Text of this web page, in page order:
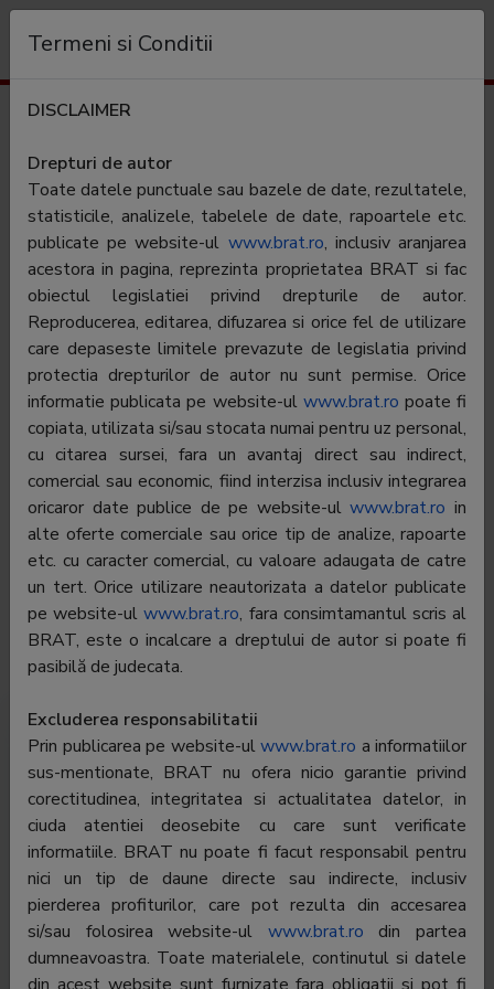
defapt.ro
Category:Stiri generale
Contractor
SATI:
X si Zero Media SRL
CEO: Catalin Prisacariu
BRAT
representative:
Catalin Prisacariu
Adress
Bucuresti, Str. Argentina, nr. 25, parter, București,
sector 1
Phone:
E-mail: redactie@defapt.ro;catalin.prisacariu@gmail.com
Regie
publicitate:
ARBOmedia SRL
Departament
publicitate:
-
Traffic Romania Global traffic Audience
Audience profile
To see all the data you must be logged in
Termeni si Conditii
DISCLAIMER
Drepturi de autor
Toate datele punctuale sau bazele de date, rezultatele,
statisticile, analizele, tabelele de date, rapoartele etc.
publicate pe website-ul www.brat.ro, inclusiv aranjarea
acestora in pagina, reprezinta proprietatea BRAT si fac
obiectul legislatiei privind drepturile de autor.
Reproducerea, editarea, difuzarea si orice fel de utilizare
care depaseste limitele prevazute de legislatia privind
protectia drepturilor de autor nu sunt permise. Orice
informatie publicata pe website-ul www.brat.ro poate fi
copiata, utilizata si/sau stocata numai pentru uz personal,
cu citarea sursei, fara un avantaj direct sau indirect,
comercial sau economic, fiind interzisa inclusiv integrarea
oricaror date publice de pe website-ulwww.brat.ro in
alte oferte comerciale sau orice tip de analize, rapoarte
etc. cu caracter comercial, cu valoare adaugata de catre
un tert. Orice utilizare neautorizata a datelor publicate
pe website-ulwww.brat.ro, fara consimtamantul scris al
BRAT, este o incalcare a dreptului de autor si poate fi
pasibilă de judecata.
Excluderea responsabilitatii
Prin publicarea pe website-ulwww.brat.ro a informatiilor
sus-mentionate, BRAT nu ofera nicio garantie privind
corectitudinea, integritatea si actualitatea datelor, in
ciuda atentiei deosebite cu care sunt verificate
informatiile. BRAT nu poate fi facut responsabil pentru
nici un tip de daune directe sau indirecte, inclusiv
pierderea profiturilor, care pot rezulta din accesarea
si/sau folosirea website-ul www.brat.ro din partea
dumneavoastra. Toate materialele, continutul si datele